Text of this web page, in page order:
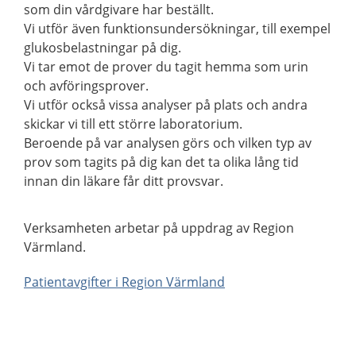
som din vårdgivare har beställt.
Vi utför även funktionsundersökningar, till exempel
glukosbelastningar på dig.
Vi tar emot de prover du tagit hemma som urin
och avföringsprover.
Vi utför också vissa analyser på plats och andra
skickar vi till ett större laboratorium.
Beroende på var analysen görs och vilken typ av
prov som tagits på dig kan det ta olika lång tid
innan din läkare får ditt provsvar.
Verksamheten arbetar på uppdrag av Region
Värmland.
Patientavgifter i Region Värmland